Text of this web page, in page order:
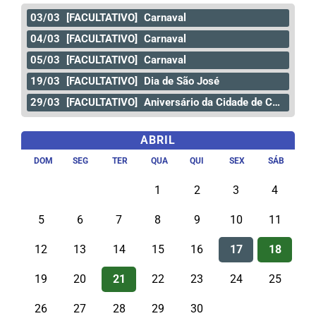
03/03 [FACULTATIVO]
Carnaval
04/03
[FACULTATIVO]
Carnaval
05/03
[FACULTATIVO]
Carnaval
19/03
[FACULTATIVO]
Dia de São José
29/03
[FACULTATIVO] Aniversário da Cidade de Curitiba
ABRIL
DOM SEG TER QUA QUI SEX SÁB
1 2 3 4
5 6 7 8 9 10 11
12 13 14 15 16 17 18
19 20 21 22 23 24 25
26 27 28 29 30